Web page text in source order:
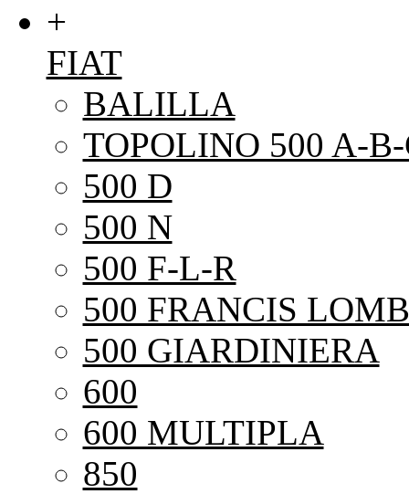
+
FIAT
BALILLA
TOPOLINO 500 A-
500 D
500 N
500 F-L-R
500 FRANCIS
500 GIARDINIERA
600
600 MULTIPLA
850